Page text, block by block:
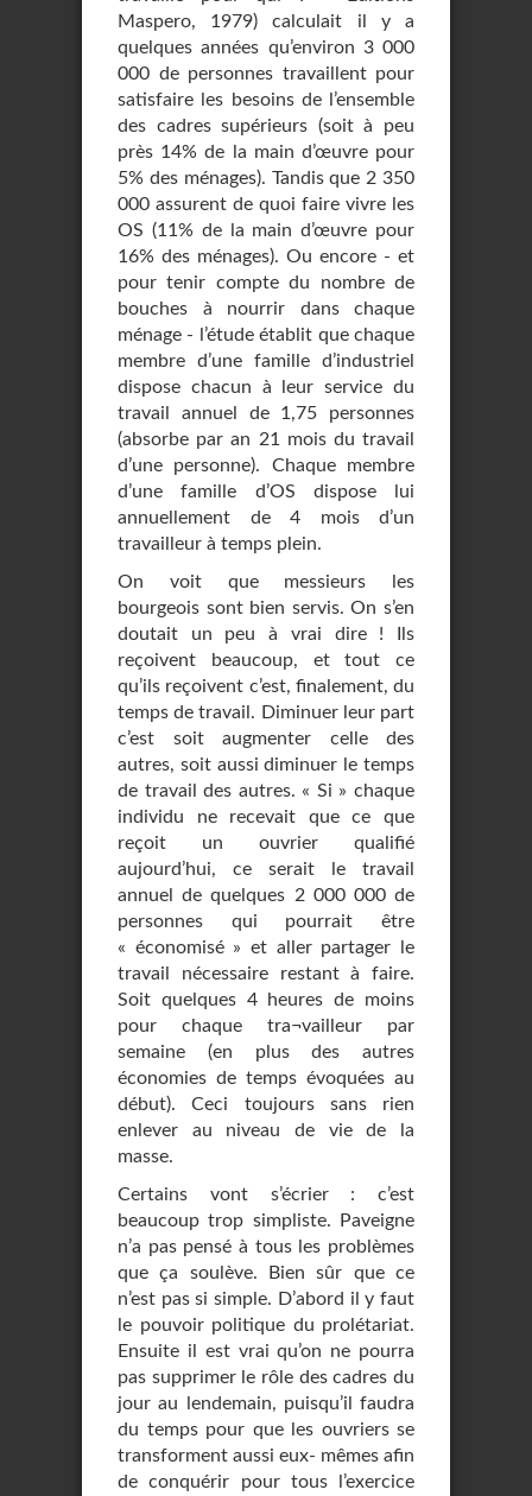
Maspero, 1979) calculait il y a
quelques années qu’environ 3 000
000 de personnes travaillent pour
satisfaire les besoins de l’ensemble
des cadres supérieurs (soit à peu
près 14% de la main d’œuvre pour
5% des ménages). Tandis que 2 350
000 assurent de quoi faire vivre les
OS (11% de la main d’œuvre pour
16% des ménages). Ou encore - et
pour tenir compte du nombre de
bouches à nourrir dans chaque
ménage - l’étude établit que chaque
membre d’une famille d’industriel
dispose chacun à leur service du
travail annuel de 1,75 personnes
(absorbe par an 21 mois du travail
d’une personne). Chaque membre
d’une famille d’OS dispose lui
annuellement de 4 mois d’un
travailleur à temps plein.
On voit que messieurs les
bourgeois sont bien servis. On s’en
doutait un peu à vrai dire ! Ils
reçoivent beaucoup, et tout ce
qu’ils reçoivent c’est, finalement, du
temps de travail. Diminuer leur part
c’est soit augmenter celle des
autres, soit aussi diminuer le temps
de travail des autres. « Si » chaque
individu ne recevait que ce que
reçoit un ouvrier qualifié
aujourd’hui, ce serait le travail
annuel de quelques 2 000 000 de
personnes qui pourrait être
« économisé » et aller partager le
travail nécessaire restant à faire.
Soit quelques 4 heures de moins
pour chaque tra¬vailleur par
semaine (en plus des autres
économies de temps évoquées au
début). Ceci toujours sans rien
enlever au niveau de vie de la
masse.
Certains vont s’écrier : c’est
beaucoup trop simpliste. Paveigne
n’a pas pensé à tous les problèmes
que ça soulève. Bien sûr que ce
n’est pas si simple. D’abord il y faut
le pouvoir politique du prolétariat.
Ensuite il est vrai qu’on ne pourra
pas supprimer le rôle des cadres du
jour au lendemain, puisqu’il faudra
du temps pour que les ouvriers se
transforment aussi eux- mêmes afin
de conquérir pour tous l’exercice